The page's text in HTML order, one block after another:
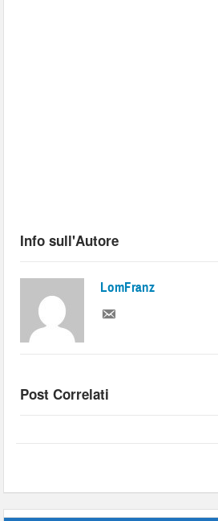
Info sull'Autore
LomFranz
Post Correlati